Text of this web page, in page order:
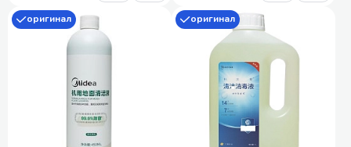
оригинал оригинал